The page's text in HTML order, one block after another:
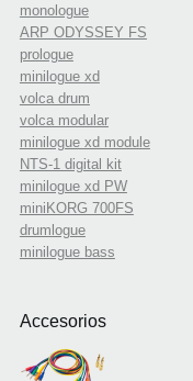
monologue
ARP ODYSSEY FS
prologue
minilogue xd
volca drum
volca modular
minilogue xd module
NTS-1 digital kit
minilogue xd PW
miniKORG 700FS
drumlogue
minilogue bass
Accesorios